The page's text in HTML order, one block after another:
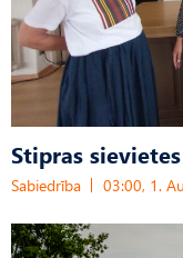
Stipras
Sabiedrība 03:00, 1.